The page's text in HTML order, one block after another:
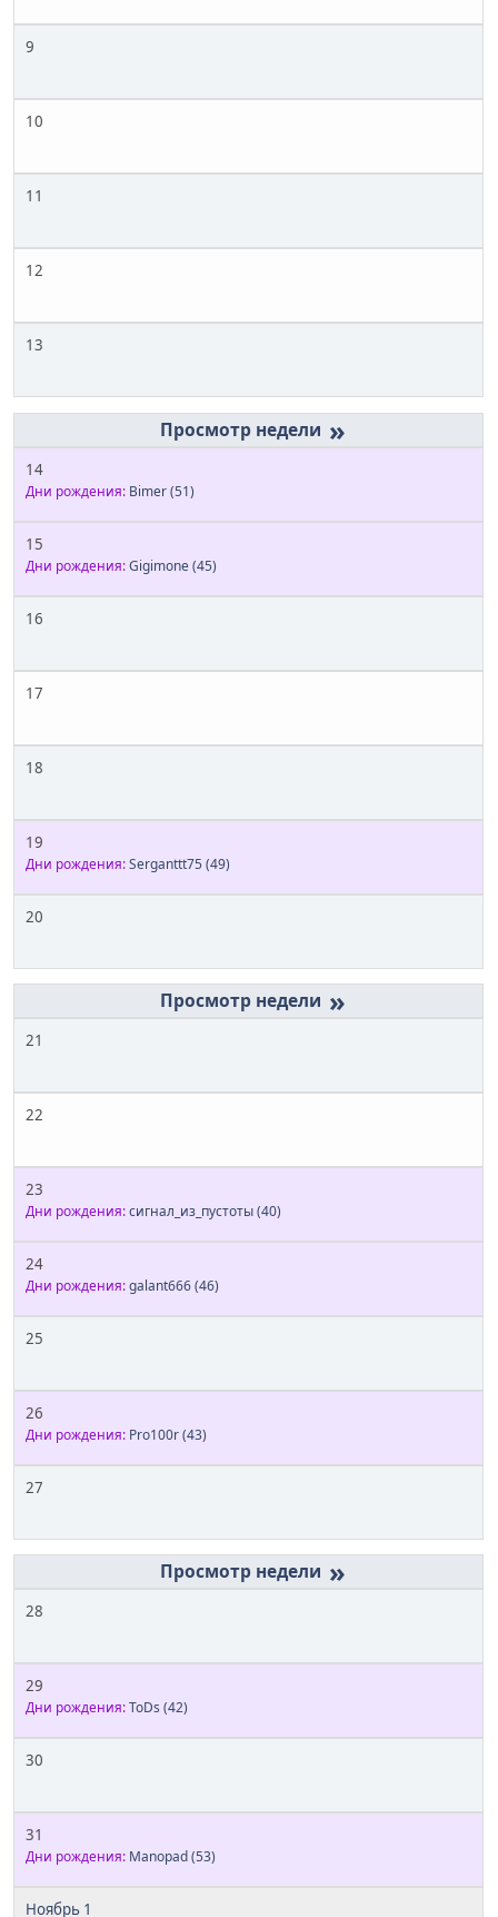
9
10
11
12
13
»
14
Дни рождения: Bimer(51)
15
Дни рождения:Gigimone(45)
16
17
18
19
Дни рождения:Serganttt75 (49)
20
»
21
22
23
Дни рождения:сигнал_из_пустоты(40)
24
Дни рождения:galant666(46)
25
26
Дни рождения: Pro100r(43)
27
»
28
29
Дни рождения:ToDs (42)
30
31
Дни рождения: Manopad(53)
Ноябрь 1